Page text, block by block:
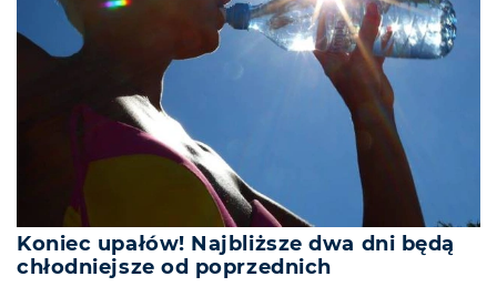
Koniec upałów! Najbliższe dwa dni będą
chłodniejsze od poprzednich